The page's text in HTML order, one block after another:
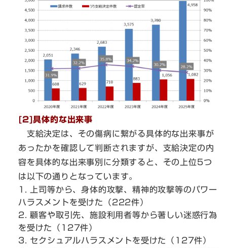
[2]具体的な出来事
支給決定は、その傷病に繋がる具体的な出来事が
あったかを確認して判断されますが、支給決定の内
容を具体的な出来事別に分類すると、その上位5つ
は以下の通りとなっています。
上司等から、身体的攻撃、精神的攻撃等のパワー
ハラスメントを受けた（222件）
顧客や取引先、施設利用者等から著しい迷惑行為
を受けた（127件）
セクシュアルハラスメントを受けた（127件）